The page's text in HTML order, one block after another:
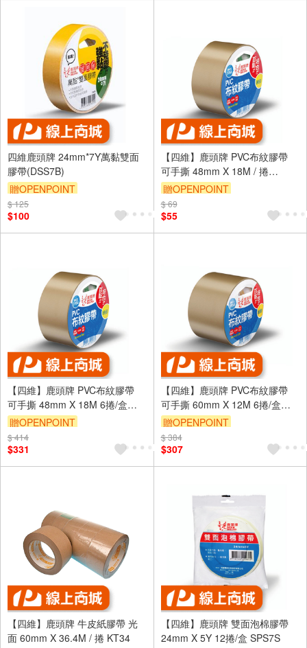
四維鹿頭牌 24mm*7Y萬黏雙面
膠帶(DSS7B)
贈OPENPOINT
$ 125
$100
【四維】鹿頭牌 PVC布紋膠帶
可手撕 48mm X 18M / 捲
PVS1N
贈OPENPOINT
$ 69
$55
【四維】鹿頭牌 PVC布紋膠帶
可手撕 48mm X 18M 6捲/盒
PVS1N
贈OPENPOINT
$ 414
$331
【四維】鹿頭牌 PVC布紋膠帶
可手撕 60mm X 12M 6捲/盒
PVS1N
贈OPENPOINT
$ 384
$307
【四維】鹿頭牌 牛皮紙膠帶 光
面 60mm X 36.4M / 捲 KT34
【四維】鹿頭牌 雙面泡棉膠帶
24mm X 5Y 12捲/盒 SPS7S